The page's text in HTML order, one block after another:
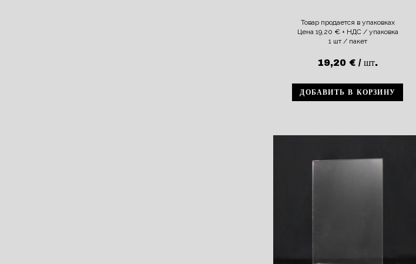
Товар продается в упаковках
Цена 19,20 €+ НДС / упаковка
1 шт / пакет
19,20 € / шт.
ДОБАВИТЬ В КОРЗИНУ